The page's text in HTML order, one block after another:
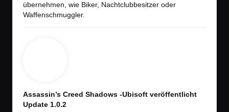
übernehmen, wie Biker, Nachtclubbesitzer oder
Waffenschmuggler.
Assassin’s Creed Shadows -Ubisoft veröffentlicht
Update 1.0.2